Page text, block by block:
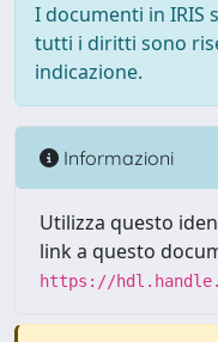
I documenti in IRIS
tutti i diritti sono
indicazione.
Informazioni
Utilizza questo
link a questo
https://